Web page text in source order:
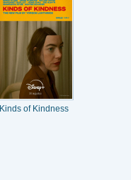
Kinds of Kindness